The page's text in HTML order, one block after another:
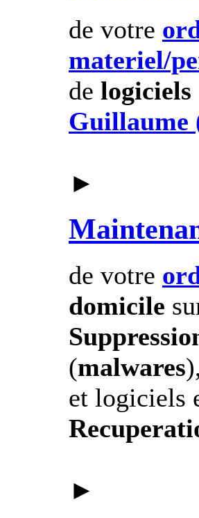
de votre
materiel/
de logiciels
Guillaume
►
de votre
domicile
(malwares
et logiciels
►